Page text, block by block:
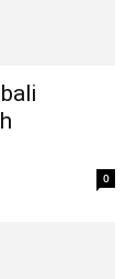
0